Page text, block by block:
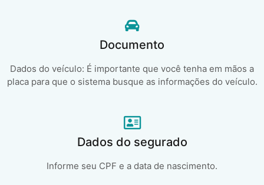
Documento
Dados do veículo: É importante que você tenha em mãos a
placa para que o sistema busque as informações do veículo.
Dados do segurado
Informe seu CPF e a data de nascimento.